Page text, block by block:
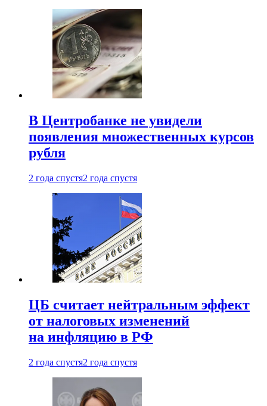
В Центробанке не увидели
появления множественных курсов
рубля
2 года спустя2 года спустя
ЦБ считает нейтральным эффект
от налоговых изменений
на инфляцию в РФ
2 года спустя2 года спустя